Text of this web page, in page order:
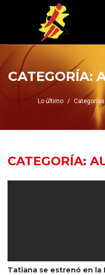
CATEGORÍA:
Lo último
CATEGORÍA:
Tatiana se estrenó en la